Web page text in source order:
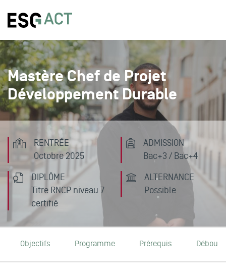
Mastère Chef de Projet
Développement Durable
RENTRÉE
Octobre 2025
ADMISSION
Bac+3 / Bac+4
DIPLÔME
Titre RNCP niveau 7
certifié
ALTERNANCE
Possible
Objectifs Programme Prérequis